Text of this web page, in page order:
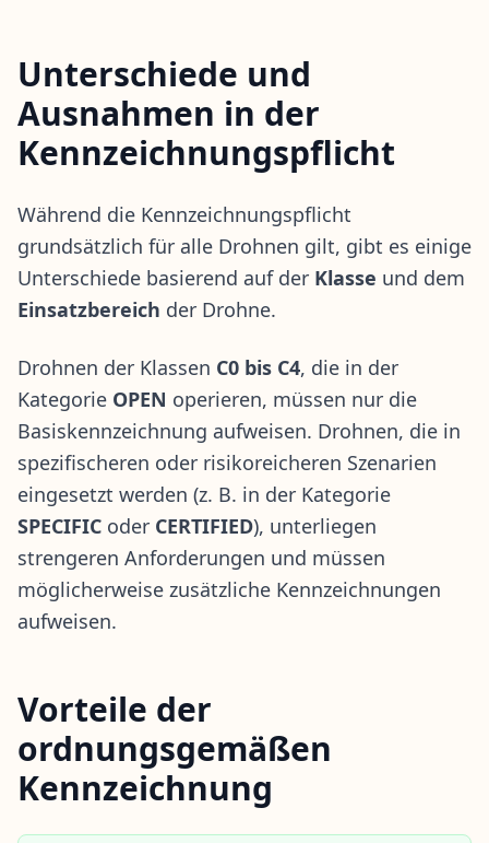
Unterschiede und
Ausnahmen in der
Kennzeichnungspflicht
Während die Kennzeichnungspflicht
grundsätzlich für alle Drohnen gilt, gibt es einige
Unterschiede basierend auf der Klasse und dem
Einsatzbereich der Drohne.
Drohnen der Klassen C0 bis C4, die in der
Kategorie OPEN operieren, müssen nur die
Basiskennzeichnung aufweisen. Drohnen, die in
spezifischeren oder risikoreicheren Szenarien
eingesetzt werden (z. B. in der Kategorie
SPECIFIC oder CERTIFIED), unterliegen
strengeren Anforderungen und müssen
möglicherweise zusätzliche Kennzeichnungen
aufweisen.
Vorteile der
ordnungsgemäßen
Kennzeichnung